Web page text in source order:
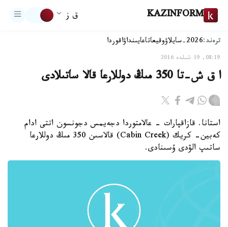
KAZINFORM ق ز
ترەند:2026-سايلاۋ وقيعاتاعايىنداۋاقوردا
08:19, 19 شىلدە 2016
ا ق ش-تا 350 مىڭ دوللارعا قالا ساتىلادى
استانا. قازاقپارات - عالامتوردا دجەيمس دجونسون اتتى ادام
كەبين- كريك (Cabin Creek) قالاسىن 350 مىڭ دوللارعا
ساتىپ الۋدى ۇسىنادى.